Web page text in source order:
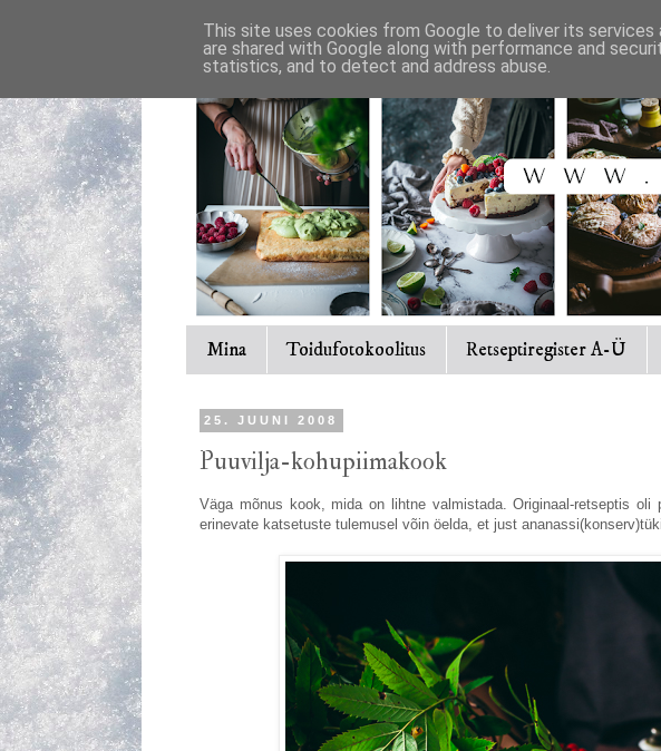
Mina Toidufotokoolitus Retseptiregister A-Ü
25. JUUNI 2008
Puuvilja-kohupiimakook
Väga mõnus kook, mida on lihtne valmistada. Originaal-retseptis
erinevate katsetuste tulemusel võin öelda, et just
This site uses cookies from Google to deliver its
are shared with Google along with performance and
statistics, and to detect and address abuse.